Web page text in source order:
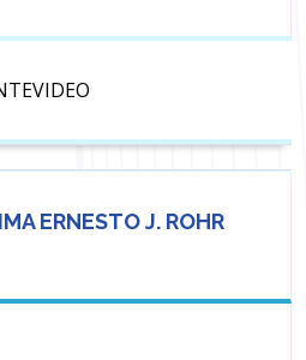
ERNESTO J. ROHR